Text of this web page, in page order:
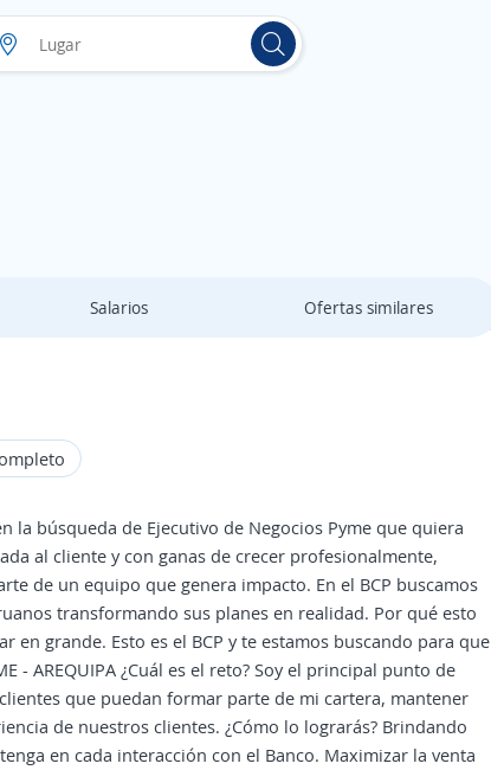
Salarios Ofertas similares
la búsqueda de Ejecutivo de Negocios Pyme que quiera
al cliente y con ganas de crecer profesionalmente,
de un equipo que genera impacto. En el BCP buscamos
transformando sus planes en realidad. Por qué esto
grande. Esto es el BCP y te estamos buscando para que
- AREQUIPA ¿Cuál es el reto? Soy el principal punto de
que puedan formar parte de mi cartera, mantener
de nuestros clientes. ¿Cómo lo lograrás? Brindando
en cada interacción con el Banco. Maximizar la venta